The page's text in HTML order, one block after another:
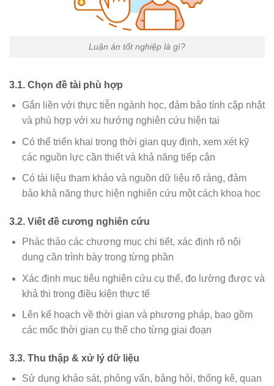
Luận án tốt nghiệp là gì?
3.1. Chọn đề tài phù hợp
Gắn liền với thực tiễn ngành học, đảm bảo tính cập nhật
và phù hợp với xu hướng nghiên cứu hiện tại
Có thể triển khai trong thời gian quy định, xem xét kỹ
các nguồn lực cần thiết và khả năng tiếp cận
Có tài liệu tham khảo và nguồn dữ liệu rõ ràng, đảm
bảo khả năng thực hiện nghiên cứu một cách khoa học
3.2. Viết đề cương nghiên cứu
Phác thảo các chương mục chi tiết, xác định rõ nội
dung cần trình bày trong từng phần
Xác định mục tiêu nghiên cứu cụ thể, đo lường được và
khả thi trong điều kiện thực tế
Lên kế hoạch về thời gian và phương pháp, bao gồm
các mốc thời gian cụ thể cho từng giai đoạn
3.3. Thu thập & xử lý dữ liệu
Sử dụng khảo sát, phỏng vấn, bảng hỏi, thống kê, quan